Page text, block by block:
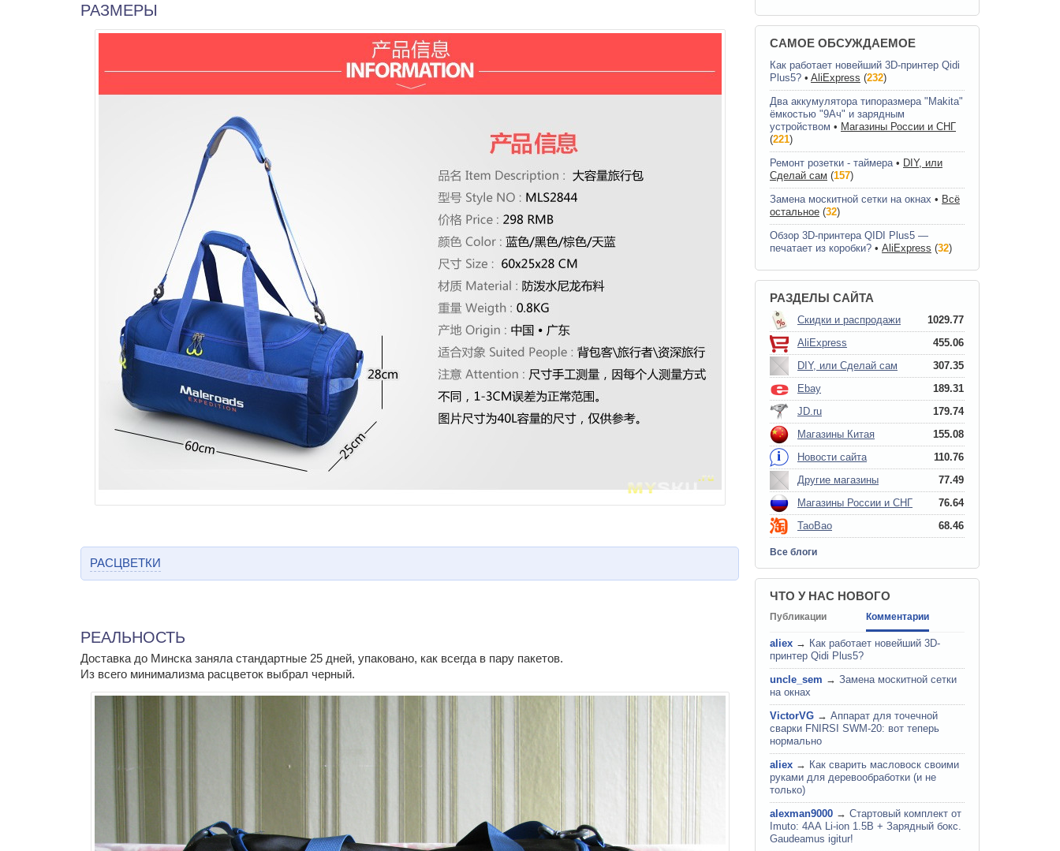
РАЗМЕРЫ
РАСЦВЕТКИ
РЕАЛЬНОСТЬ
Доставка до Минска заняла стандартные 25 дней, упаковано, как всегда в пару пакетов.
Из всего минимализма расцветок выбрал черный.
САМОЕ ОБСУЖДАЕМОЕ
Как работает новейший 3D-принтер Qidi
Plus5? • AliExpress (232)
Два аккумулятора типоразмера "Makita"
ёмкостью "9Ач" и зарядным
устройством • Магазины России и СНГ
(221)
Ремонт розетки - таймера • DIY, или
Сделай сам (157)
Замена москитной сетки на окнах • Всё
остальное (32)
Обзор 3D-принтера QIDI Plus5 —
печатает из коробки? • AliExpress (32)
РАЗДЕЛЫ САЙТА
Скидки и распродажи
1029.77
AliExpress
455.06
DIY, или Сделай сам
307.35
Ebay
189.31
JD.ru
179.74
Магазины Китая
155.08
Новости сайта
110.76
Другие магазины
77.49
Магазины России и СНГ
76.64
TaoBao
68.46
Все блоги
ЧТО У НАС НОВОГО
Публикации Комментарии
aliex → Как работает новейший 3D-
принтер Qidi Plus5?
uncle_sem → Замена москитной сетки
на окнах
VictorVG → Аппарат для точечной
сварки FNIRSI SWM-20: вот теперь
нормально
aliex → Как сварить масловоск своими
руками для деревообработки (и не
только)
alexman9000 → Стартовый комплект от
Imuto: 4АА Li-ion 1.5В + Зарядный бокс.
Gaudeamus igitur!